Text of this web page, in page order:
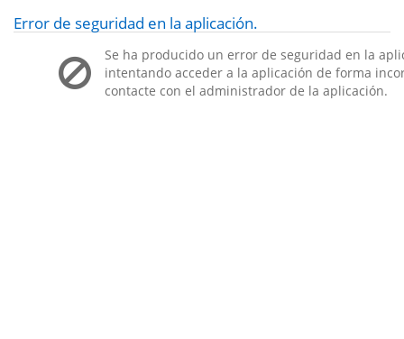
Error de seguridad en la aplicación.
Se ha producido un error de seguridad en la
intentando acceder a la aplicación de forma
contacte con el administrador de la aplicación.